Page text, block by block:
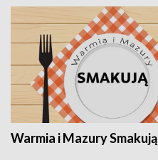
Warmia i Mazury Smakują